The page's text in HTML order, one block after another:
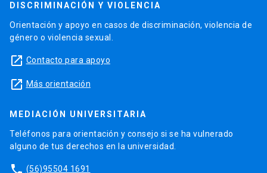
DISCRIMINACIÓN Y VIOLENCIA
Orientación y apoyo en casos de discriminación, violencia de
género o violencia sexual.
launch Contacto para apoyo
launch Más orientación
MEDIACIÓN UNIVERSITARIA
Teléfonos para orientación y consejo si se ha vulnerado
alguno de tus derechos en la universidad.
phone (56)95504 1691